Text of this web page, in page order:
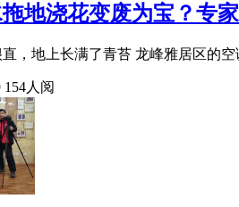
地浇花变废为宝？专
，地上长满了青苔 龙峰雅居区的
154人阅